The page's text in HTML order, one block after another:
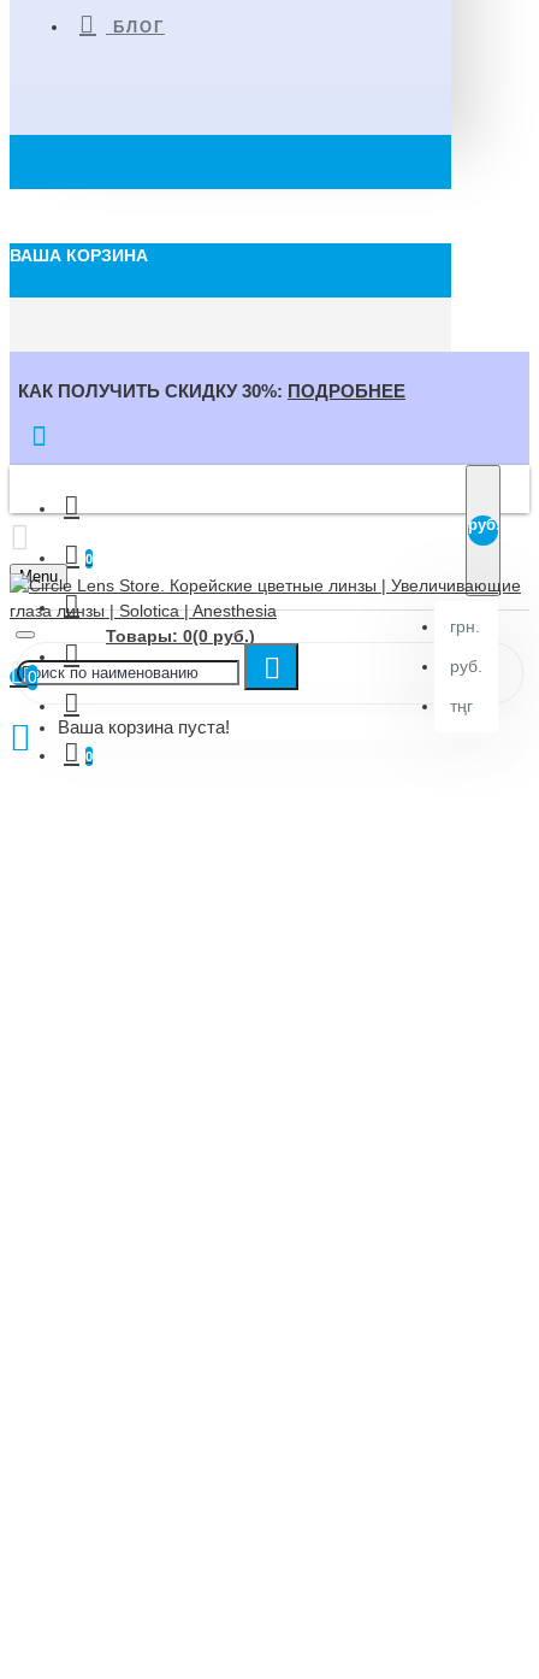
БЛОГ
ВАША КОРЗИНА
КАК ПОЛУЧИТЬ СКИДКУ 30%: ПОДРОБНЕЕ
0
0
руб.
грн.
руб.
тңг
Menu
Товары: 0(0 руб.)
0
Ваша корзина пуста!